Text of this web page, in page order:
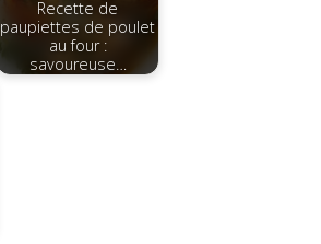
Recette de
paupiettes de poulet
au four :
savoureuse…